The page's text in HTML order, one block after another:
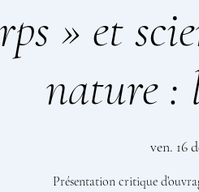
» et
nature :
ven. 16
Présentation critique